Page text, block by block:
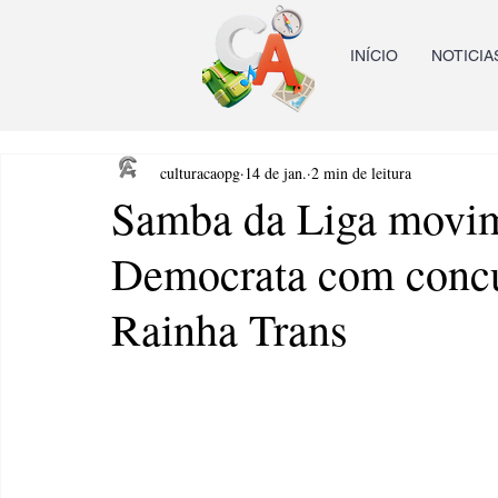
INÍCIO
Samba da Liga
Democrata com
Rainha Trans
culturacaopg 14 de jan. 2 min de leitura